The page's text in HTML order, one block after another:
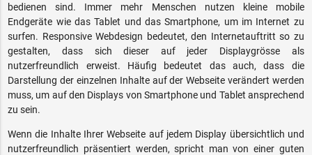
bedienen sind. Immer mehr Menschen nutzen kleine mobile
Endgeräte wie das Tablet und das Smartphone, um im Internet zu
surfen. Responsive Webdesign bedeutet, den Internetauftritt so zu
gestalten, dass sich dieser auf jeder Displaygrösse als
nutzerfreundlich erweist. Häufig bedeutet das auch, dass die
Darstellung der einzelnen Inhalte auf der Webseite verändert werden
muss, um auf den Displays von Smartphone und Tablet ansprechend
zu sein.
Wenn die Inhalte Ihrer Webseite auf jedem Display übersichtlich und
nutzerfreundlich präsentiert werden, spricht man von einer guten